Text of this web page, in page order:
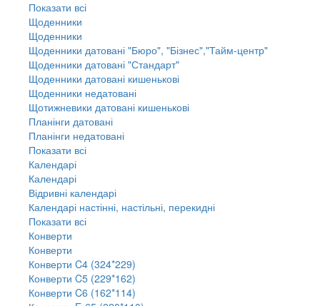
Показати всі
Щоденники
Щоденники
Щоденники датовані "Бюро", "Бізнес","Тайм-центр"
Щоденники датовані "Стандарт"
Щоденники датовані кишенькові
Щоденники недатовані
Щотижневики датовані кишенькові
Планінги датовані
Планінги недатовані
Показати всі
Календарі
Календарі
Відривні календарі
Календарі настінні, настільні, перекидні
Показати всі
Конверти
Конверти
Конверти C4 (324*229)
Конверти C5 (229*162)
Конверти C6 (162*114)